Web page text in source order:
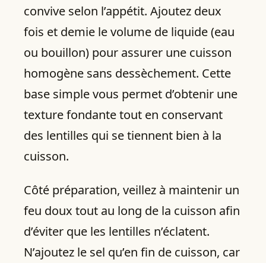
convive selon l’appétit. Ajoutez deux
fois et demie le volume de liquide (eau
ou bouillon) pour assurer une cuisson
homogène sans dessèchement. Cette
base simple vous permet d’obtenir une
texture fondante tout en conservant
des lentilles qui se tiennent bien à la
cuisson.
Côté préparation, veillez à maintenir un
feu doux tout au long de la cuisson afin
d’éviter que les lentilles n’éclatent.
N’ajoutez le sel qu’en fin de cuisson, car